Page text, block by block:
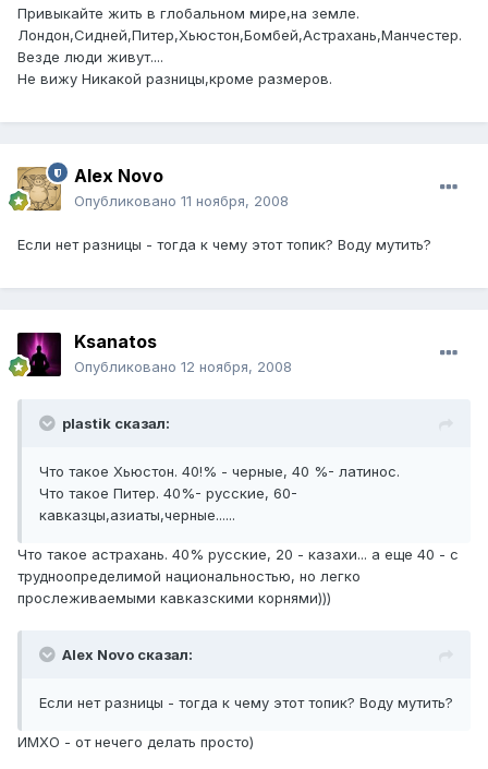
Привыкайте жить в глобальном мире,на земле.
Лондон,Сидней,Питер,Хьюстон,Бомбей,Астрахань,Манчестер.
Везде люди живут....
Не вижу Никакой разницы,кроме размеров.
Alex Novo
Опубликовано 11 ноября, 2008
Если нет разницы - тогда к чему этот топик? Воду мутить?
Ksanatos
Опубликовано 12 ноября, 2008
plastik сказал:
Что такое Хьюстон. 40!% - черные, 40 %- латинос.
Что такое Питер. 40%- русские, 60-
кавказцы,азиаты,черные......
Что такое астрахань. 40% русские, 20 - казахи... а еще 40 - с
трудноопределимой национальностью, но легко
прослеживаемыми кавказскими корнями)))
Alex Novo сказал:
Если нет разницы - тогда к чему этот топик? Воду мутить?
ИМХО - от нечего делать просто)